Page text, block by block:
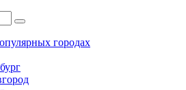
городах